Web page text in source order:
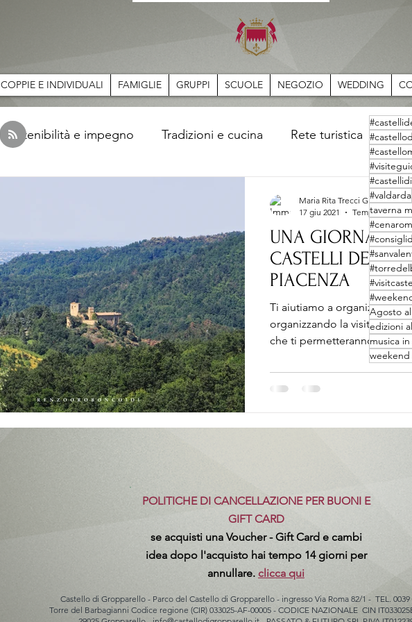
COPPIE E INDIVIDUALI FAMIGLIE GRUPPI SCUOLE NEGOZIO WEDDING
Sostenibilità e impegno Tradizioni e cucina Rete turistica
UNA GIORNATA
CASTELLI DEL
PIACENZA
Ti aiutiamo a organizzare la
organizzando la visita al
che ti permetteranno...
Maria Rita Trecci Gibelli
17 giu 2021
Tempo di
#valdarda
taverna
Agosto
edizioni
musica
weekend
POLITICHE DI CANCELLAZIONE PER BUONI E
GIFT CARD
se acquisti una Voucher - Gift Card e cambi
idea dopo l'acquisto hai tempo 14 giorni per
annullare. clicca qui
Castello di Gropparello - Parco del Castello di Gropparello - ingresso Via Roma 82/1 - TEL. 0039
Torre del Barbagianni Codice regione (CIR) 033025-AF-00005 - CODICE NAZIONALE CIN